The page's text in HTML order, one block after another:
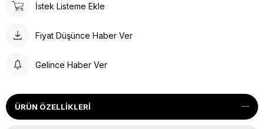
İstek Listeme Ekle
Fiyat Düşünce Haber Ver
Gelince Haber Ver
ÜRÜN ÖZELLIKLERI